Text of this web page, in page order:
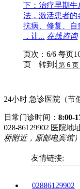
下：治疗早期
法，激活患者的
抗病、修复、自
，让... 在线咨询
页次：6/6 每页
页 转到:
24小时 急诊医院（节
日常门诊时间： 8:00-
028-86129902 医院地
桥附近，原邮电宾馆）
友情链接:
02886129902